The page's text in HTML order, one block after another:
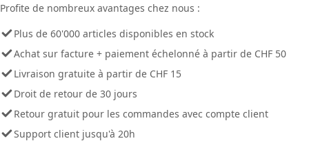
Profite de nombreux avantages chez nous :
Plus de 60'000 articles disponibles en stock
Achat sur facture + paiement échelonné à partir de CHF 50
Livraison gratuite à partir de CHF 15
Droit de retour de 30 jours
Retour gratuit pour les commandes avec compte client
Support client jusqu'à 20h